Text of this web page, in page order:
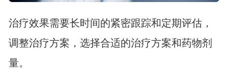
治疗效果需要长时间的紧密跟踪和定期评估，
调整治疗方案，选择合适的治疗方案和药物剂
量。